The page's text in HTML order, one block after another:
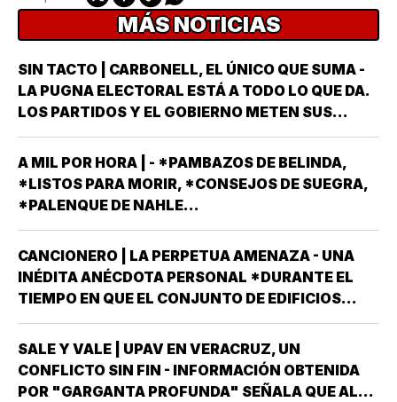
MÁS NOTICIAS
SIN TACTO | CARBONELL, EL ÚNICO QUE SUMA -
LA PUGNA ELECTORAL ESTÁ A TODO LO QUE DA.
LOS PARTIDOS Y EL GOBIERNO METEN SUS
ARMAS MÁS AFILADAS CON LA VISTA PUESTA EN
LA JORNADA DEL DOMINGO 6 DE JUNIO DEL AÑO
ENTRANTE *EL PROCESO ELECTORAL PARA
ELEGIR…
A MIL POR HORA | - *PAMBAZOS DE BELINDA,
*LISTOS PARA MORIR, *CONSEJOS DE SUEGRA,
*PALENQUE DE NAHLE...
CANCIONERO | LA PERPETUA AMENAZA - UNA
INÉDITA ANÉCDOTA PERSONAL *DURANTE EL
TIEMPO EN QUE EL CONJUNTO DE EDIFICIOS
LLAMADO LOS PINOS FUE RESIDENCIA OFICIAL
DEL PRESIDENTE DE MÉXICO, ESTUVE AHÍ
SOLAMENTE CUATRO VECES, TRES DE ELLAS EN
CALIDAD DE…
SALE Y VALE | UPAV EN VERACRUZ, UN
CONFLICTO SIN FIN - INFORMACIÓN OBTENIDA
POR "GARGANTA PROFUNDA" SEÑALA QUE AL